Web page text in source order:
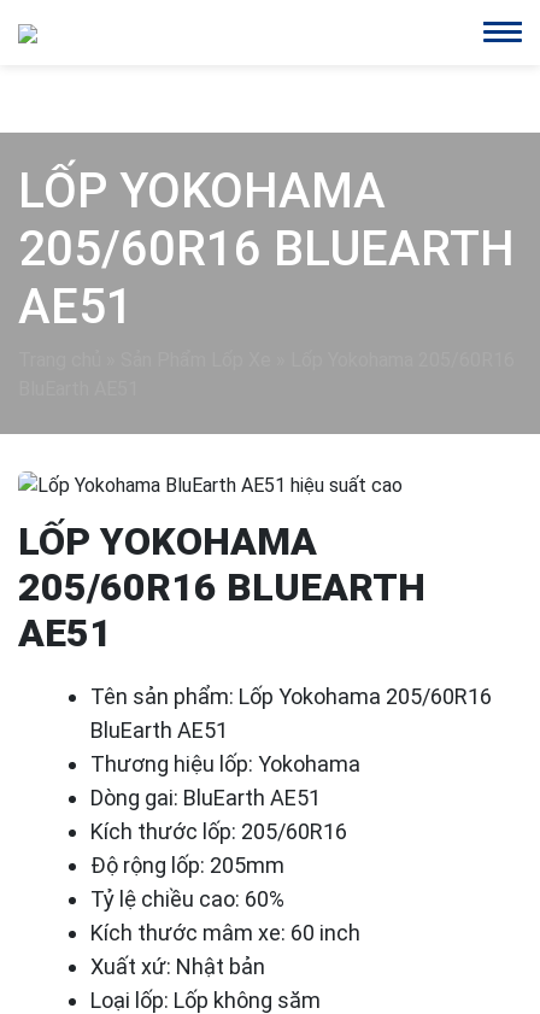
LỐP YOKOHAMA
205/60R16 BLUEARTH
AE51
LỐP YOKOHAMA
205/60R16 BLUEARTH
AE51
Tên sản phẩm: Lốp Yokohama 205/60R16
BluEarth AE51
Thương hiệu lốp: Yokohama
Dòng gai: BluEarth AE51
Kích thước lốp: 205/60R16
Độ rộng lốp: 205mm
Tỷ lệ chiều cao: 60%
Kích thước mâm xe: 60 inch
Xuất xứ: Nhật bản
Loại lốp: Lốp không săm